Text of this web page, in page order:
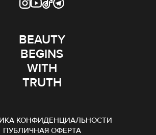
BEAUTY
BEGINS
WITH
TRUTH
КОНФИДЕНЦИАЛЬНОСТИ
ПУБЛИЧНАЯ ОФЕРТА